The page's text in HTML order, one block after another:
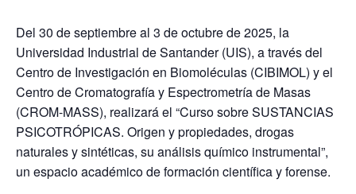
Del 30 de septiembre al 3 de octubre de 2025, la
Universidad Industrial de Santander (UIS), a través del
Centro de Investigación en Biomoléculas (CIBIMOL) y el
Centro de Cromatografía y Espectrometría de Masas
(CROM-MASS), realizará el “Curso sobre SUSTANCIAS
PSICOTRÓPICAS. Origen y propiedades, drogas
naturales y sintéticas, su análisis químico instrumental”,
un espacio académico de formación científica y forense.